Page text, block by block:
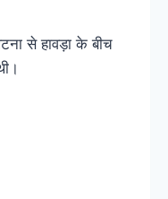
से हावड़ा के बीच